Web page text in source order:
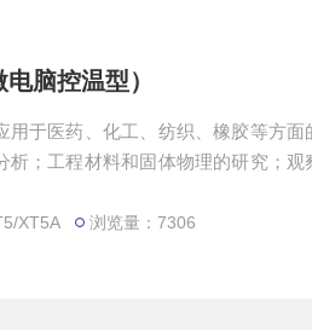
脑控温型）
用于医药、化工、纺织、橡胶等方
；工程材料和固体物理的研究；
XT5A 浏览量：7306